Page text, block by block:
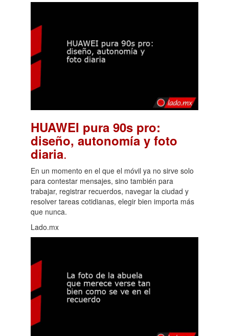
HUAWEI pura 90s pro:
diseño, autonomía y foto
diaria.
En un momento en el que el móvil ya no sirve solo
para contestar mensajes, sino también para
trabajar, registrar recuerdos, navegar la ciudad y
resolver tareas cotidianas, elegir bien importa más
que nunca.
Lado.mx